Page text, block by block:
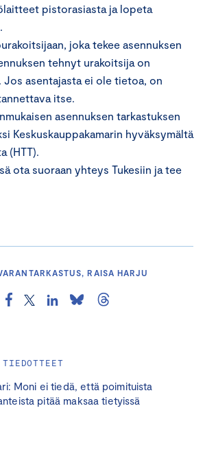
Moni ei tiedä, että poimituista
pitää maksaa tietyissä
pistorasiasta ja lopeta
joka tekee asennuksen
tehnyt urakoitsija on
Jos asentajasta ei ole tietoa, on
itse.
asennuksen tarkastuksen
Keskuskauppakamarin hyväksymältä
(HTT).
ota suoraan yhteys Tukesiin ja tee
RAISA HARJU